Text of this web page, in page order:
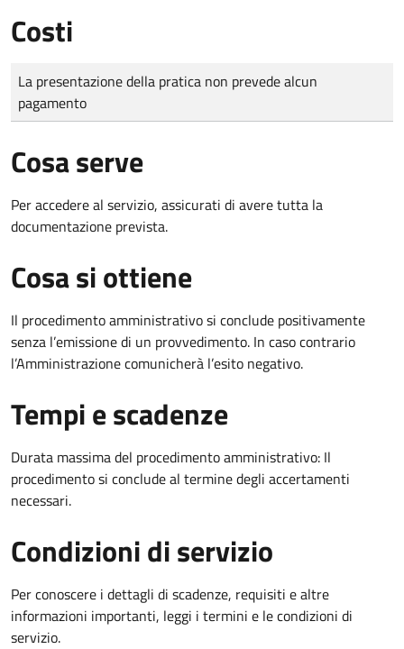
Costi
Tipo di pagamento
Importo
La presentazione della pratica non prevede alcun
pagamento
Cosa serve
Per accedere al servizio, assicurati di avere tutta la
documentazione prevista.
Cosa si ottiene
Il procedimento amministrativo si conclude positivamente
senza l’emissione di un provvedimento. In caso contrario
l’Amministrazione comunicherà l’esito negativo.
Tempi e scadenze
Durata massima del procedimento amministrativo: Il
procedimento si conclude al termine degli accertamenti
necessari.
Condizioni di servizio
Per conoscere i dettagli di scadenze, requisiti e altre
informazioni importanti, leggi i termini e le condizioni di
servizio.